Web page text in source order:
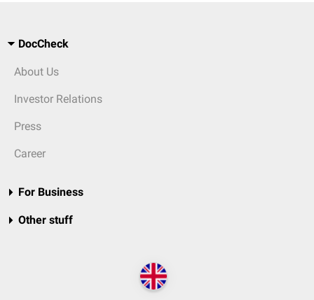
DocCheck
About Us
Investor Relations
Press
Career
For Business
Other stuff